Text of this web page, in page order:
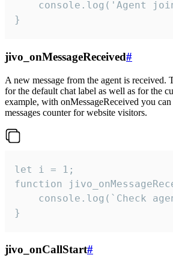
}
jivo_onMessageReceived#
A new message from the agent is received.
for the default chat label as well as for the
example, with onMessageReceived you
messages counter for website visitors.
let i = 1;
function
}
jivo_onCallStart#